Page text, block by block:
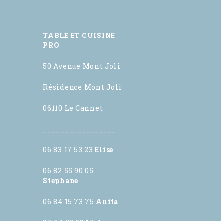
TABLE ET CUISINE
PRO
50 Avenue Mont Joli
Résidence Mont Joli
06110 Le Cannet
06 83 17 53 23Elise
06 82 55 90 05
Stephane
06 84 15 73 75 Anita